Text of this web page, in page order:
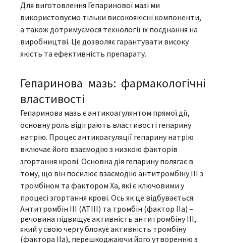
Для виготовлення Гепаринової мазі ми
використовуємо тільки високоякісні компоненти,
а також дотримуємося технології їх поєднання на
виробництві. Це дозволяє гарантувати високу
якість та ефективність препарату.
Гепаринова мазь: фармакологічні
властивості
Гепаринова мазь є антикоагулянтом прямої дії,
основну роль відіграють властивості гепарину
натрію. Процес антикоагуляції гепарину натрію
включає його взаємодію з низкою факторів
згортання крові. Основна дія гепарину полягає в
тому, що він посилює взаємодію антитромбіну III з
тромбіном та фактором Xa, які є ключовими у
процесі згортання крові. Ось як це відбувається:
Антитромбін III (ATIII) та тромбін (фактор IIa) –
речовина підвищує активність антитромбіну III,
який у свою чергу блокує активність тромбіну
(фактора IIa), перешкоджаючи його утворенню з